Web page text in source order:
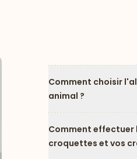
Comment choisir
animal ?
Comment effectuer
croquettes et vos